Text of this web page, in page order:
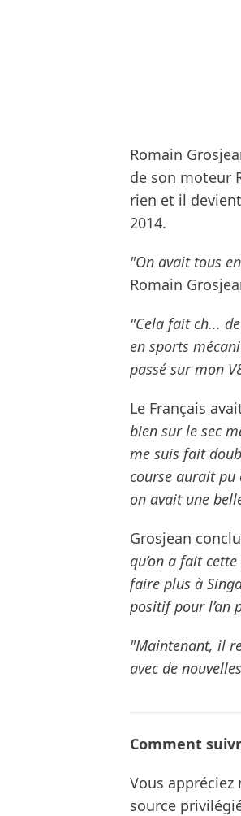
Romain
de son moteur
rien et il
2014.
"On avait tous
Romain
"Cela fait ch...
en sports
passé sur mon
Le Français
bien sur le sec
me suis fait
course aurait pu
on avait une
Grosjean
qu’on a fait
faire plus à
positif pour l’an
"Maintenant, il
avec de
Comment
Vous
source